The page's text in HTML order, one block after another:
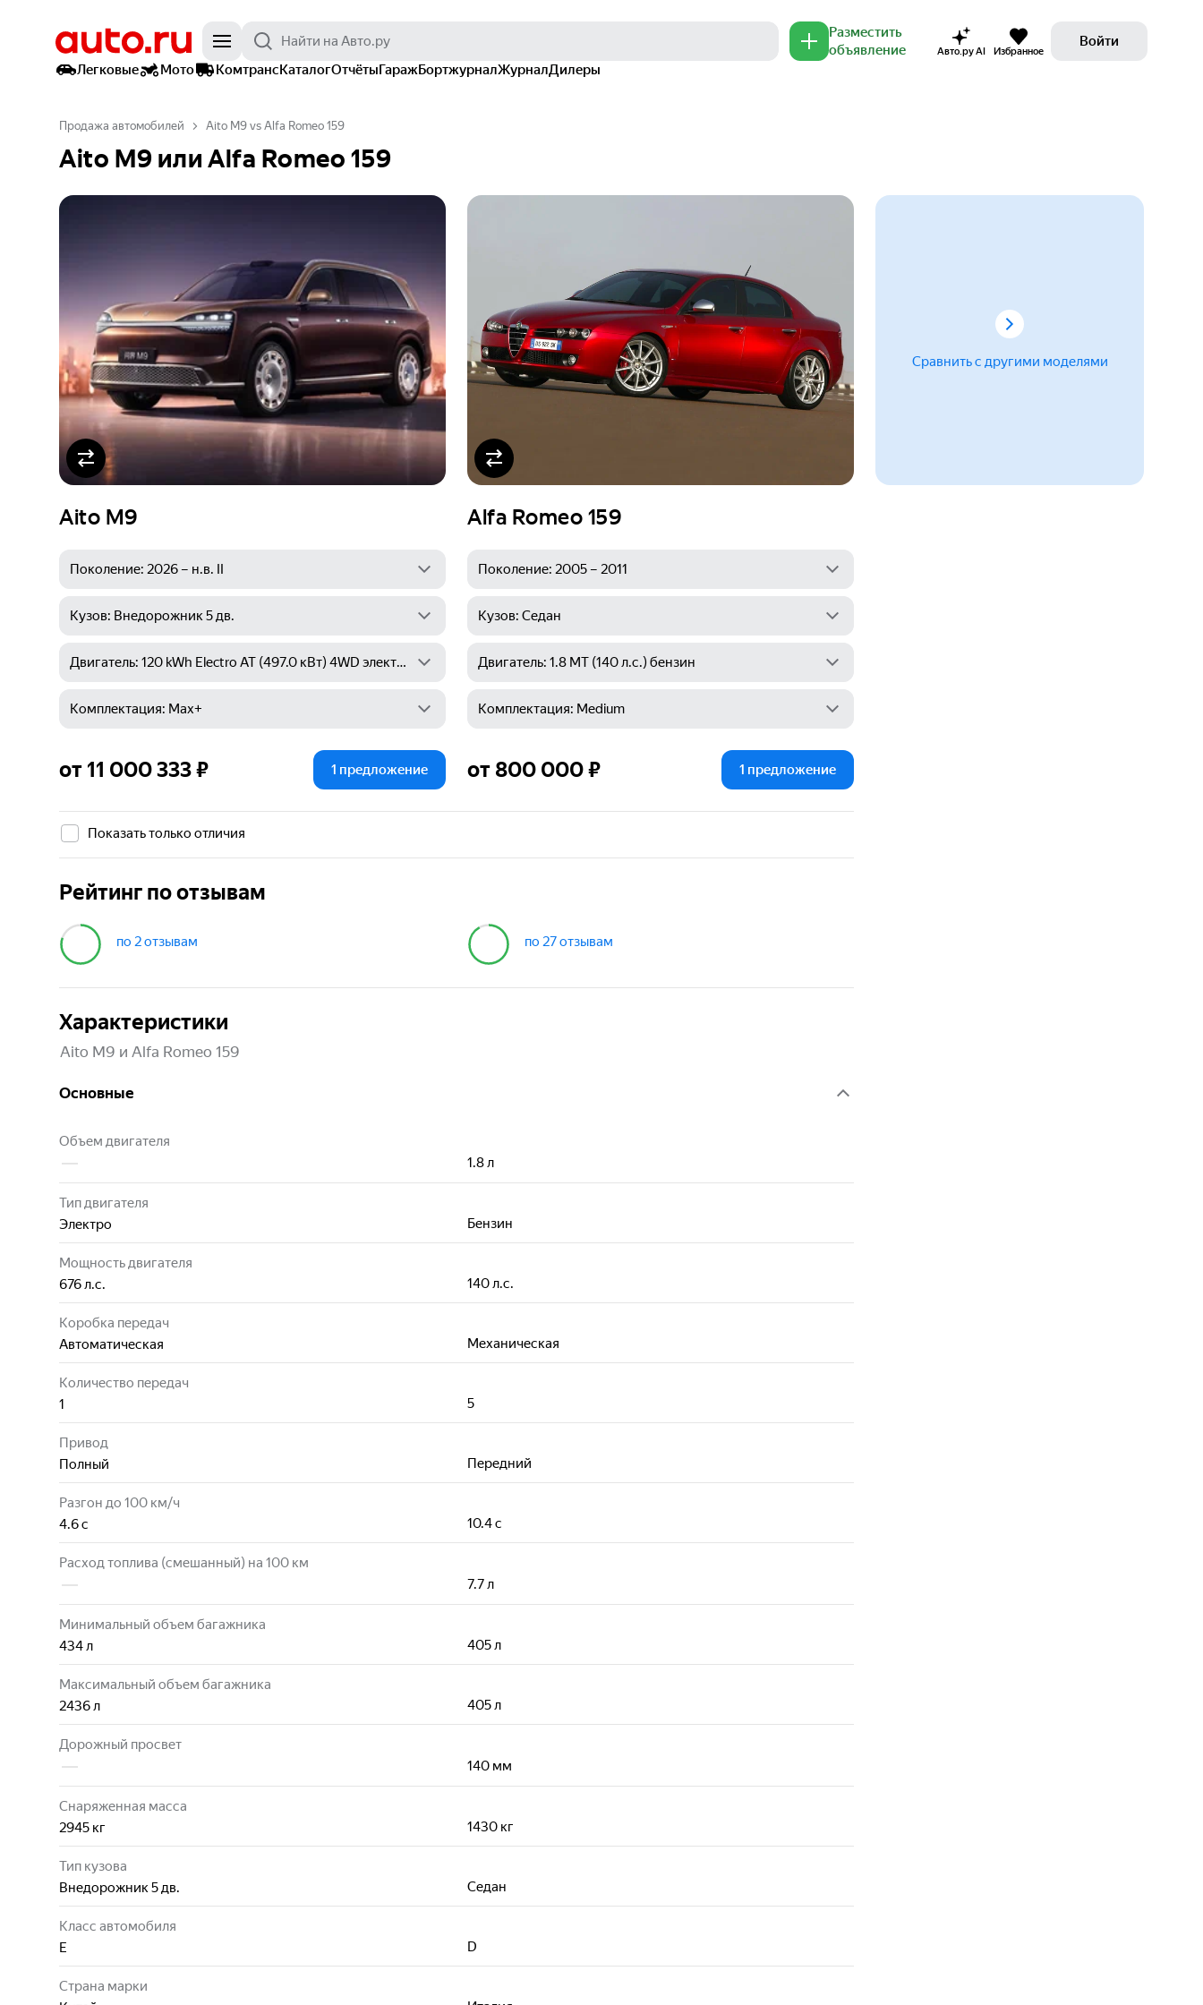
Разместить
объявление
Авто.ру AI Избранное
Войти
Легковые
Мото КомтрансКаталогОтчётыГаражБортжурналЖурналДилеры
Продажа автомобилей Aito M9 vs Alfa Romeo 159
Aito M9 или Alfa Romeo 159
Aito M9 Alfa Romeo 159
от 11 000 333 ₽ 1 предложение от 800 000 ₽ 1 предложение
Показать только отличия
Рейтинг по отзывам
4,0
по 2 отзывам
4,6
по 27 отзывам
Характеристики
Aito M9 и Alfa Romeo 159
Основные
Объем двигателя
1.8л
Тип двигателя
Электро
Бензин
Мощность двигателя
676л.с. 140л.с.
Коробка передач
Автоматическая
Механическая
Количество передач
1
5
Привод
Полный
Передний
Разгон до 100 км/ч
4.6с 10.4с
Расход топлива (смешанный) на 100 км
7.7л
Минимальный объем багажника
434л 405л
Максимальный объем багажника
2436л 405л
Дорожный просвет
140 мм
Снаряженная масса
2945 кг 1430 кг
Тип кузова
Внедорожник 5 дв.
Седан
Класс автомобиля
E
D
Страна марки
Сравнить с другими моделями